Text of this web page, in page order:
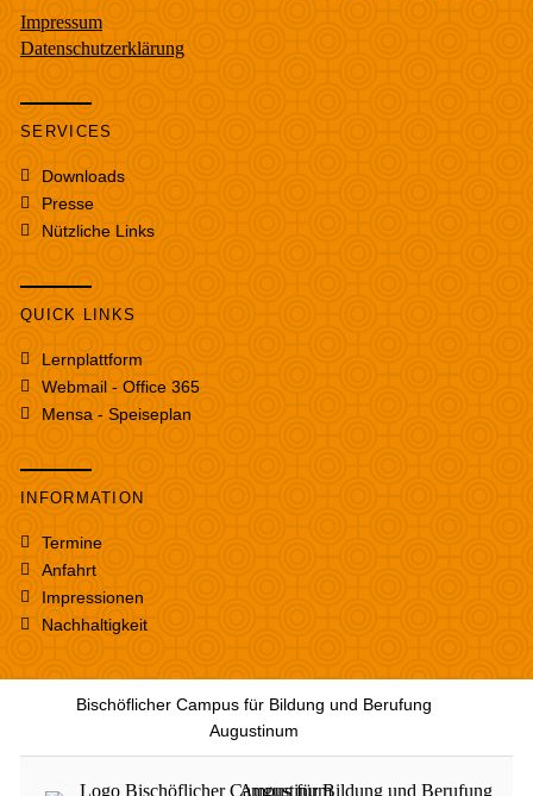
Impressum
Datenschutzerklärung
SERVICES
Downloads
Presse
Nützliche Links
QUICK LINKS
Lernplattform
Webmail - Office 365
Mensa - Speiseplan
INFORMATION
Termine
Anfahrt
Impressionen
Nachhaltigkeit
Bischöflicher Campus für Bildung und Berufung
Augustinum